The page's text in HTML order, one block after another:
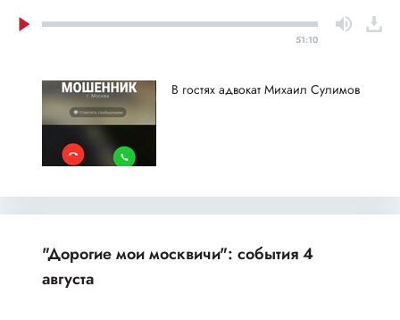
51:10
В гостях адвокат Михаил Сулимов
"Дорогие мои москвичи": события 4
августа